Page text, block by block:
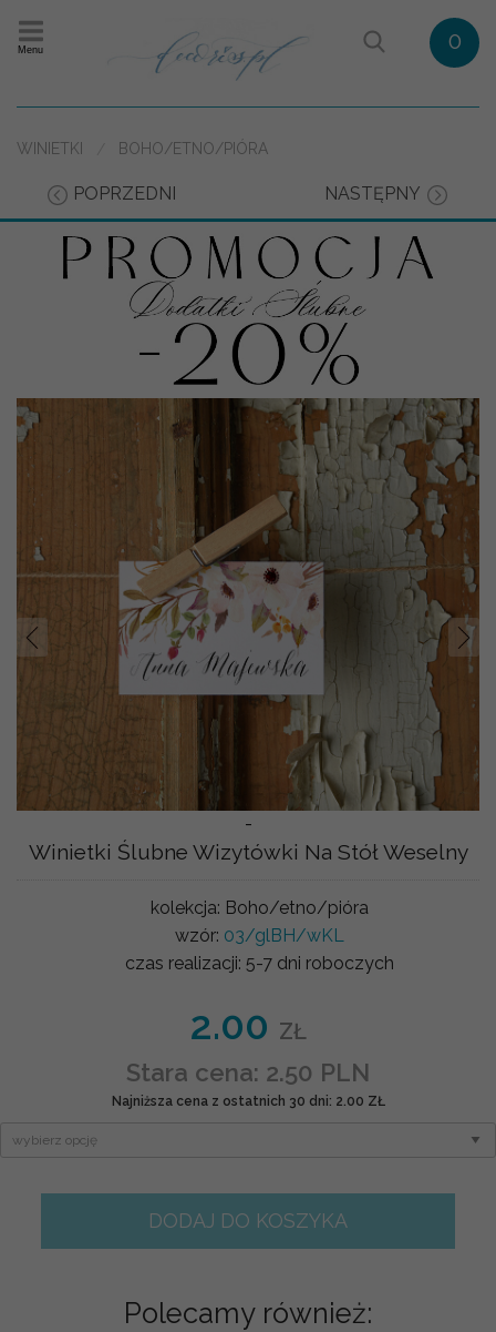
Menu 0
WINIETKI BOHO/ETNO/PIÓRA
POPRZEDNI NASTĘPNY
-
Prev
Winietki Ślubne Wizytówki Na Stół Weselny
kolekcja: Boho/etno/pióra
wzór: 03/glBH/wKL
czas realizacji: 5-7 dni roboczych
2.00 ZŁ
Stara cena: 2.50 PLN
Najniższa cena z ostatnich 30 dni: 2.00 ZŁ
DODAJ DO KOSZYKA
Polecamy również: